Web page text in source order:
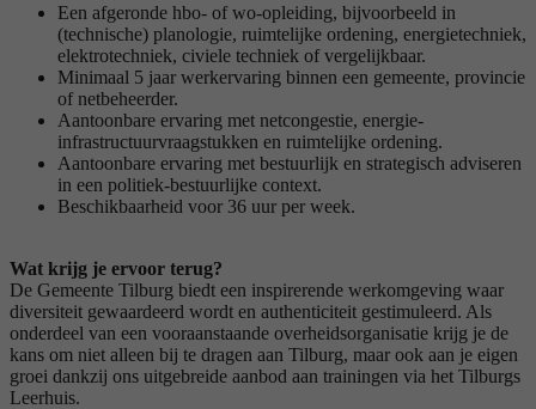
Een afgeronde hbo- of wo-opleiding, bijvoorbeeld in
(technische) planologie, ruimtelijke ordening, energietechniek,
elektrotechniek, civiele techniek of vergelijkbaar.
Minimaal 5 jaar werkervaring binnen een gemeente, provincie
of netbeheerder.
Aantoonbare ervaring met netcongestie, energie-
infrastructuurvraagstukken en ruimtelijke ordening.
Aantoonbare ervaring met bestuurlijk en strategisch adviseren
in een politiek-bestuurlijke context.
Beschikbaarheid voor 36 uur per week.
Wat krijg je ervoor terug?
De Gemeente Tilburg biedt een inspirerende werkomgeving waar
diversiteit gewaardeerd wordt en authenticiteit gestimuleerd. Als
onderdeel van een vooraanstaande overheidsorganisatie krijg je de
kans om niet alleen bij te dragen aan Tilburg, maar ook aan je eigen
groei dankzij ons uitgebreide aanbod aan trainingen via het Tilburgs
Leerhuis.